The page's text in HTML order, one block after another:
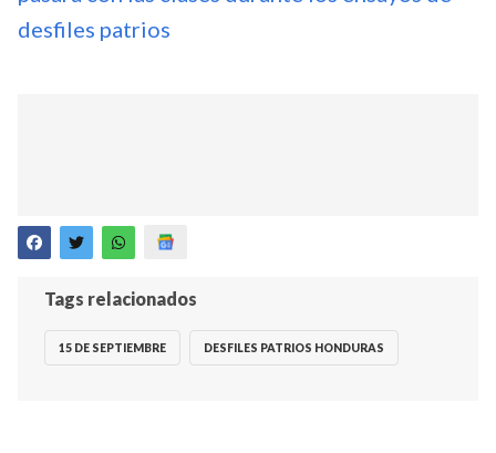
desfiles patrios
Tags relacionados
15 DE SEPTIEMBRE DESFILES PATRIOS HONDURAS